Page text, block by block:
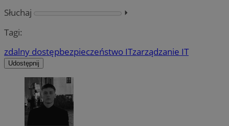
Słuchaj
⏵︎
Tagi:
zdalny dostępbezpieczeństwo ITzarządzanie IT
Udostępnij